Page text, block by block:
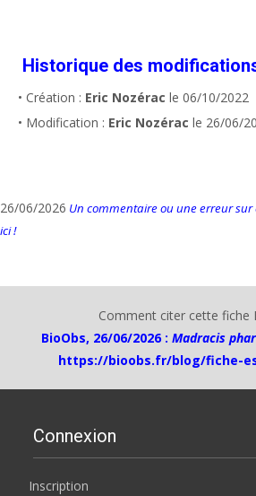
Historique des
• Création : Eric Nozérac le 06/10/2022
• Modification : Eric Nozérac le 26/06/
26/06/2026 Un commentaire ou une erreur sur
ici !
Comment citer cette fiche
BioObs, 26/06/2026 : Madracis
https://bioobs.fr/blog/fiche-
Connexion
Inscription